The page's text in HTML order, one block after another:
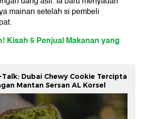
mainan setelah si pembeli
Kisah 5 Penjual Makanan yang
Dubai Chewy Cookie Tercipta
Mantan Sersan AL Korsel